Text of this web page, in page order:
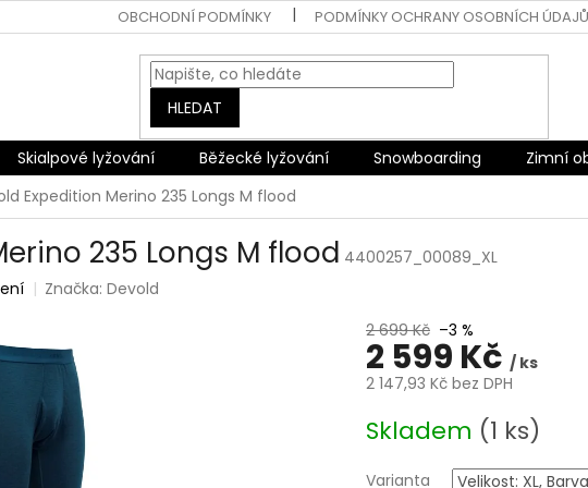
OBCHODNÍ PODMÍNKY PODMÍNKY OCHRANY OSOBNÍCH ÚDAJŮ
HLEDAT
Skialpové lyžování Běžecké lyžování Snowboarding Zimní
Expedition Merino 235 Longs M flood
235 Longs M flood 4400257_00089_XL
Značka:Devold
2 699 Kč –3 %
2 599 Kč / ks
2 147,93 Kč bez DPH
cena:
Skladem (1 ks)
Varianta